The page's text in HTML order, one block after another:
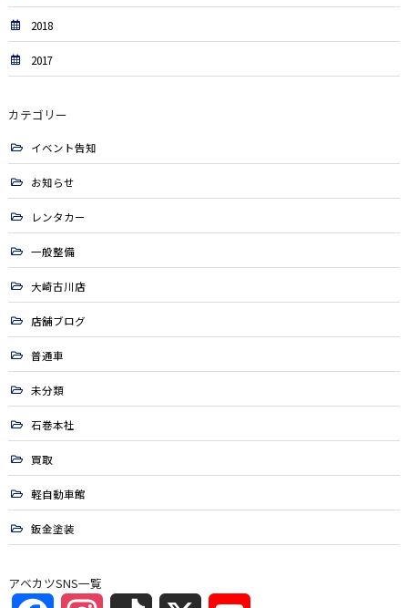
2018
2017
カテゴリー
イベント告知
お知らせ
レンタカー
一般整備
大崎古川店
店舗ブログ
普通車
未分類
石巻本社
買取
軽自動車館
鈑金塗装
アベカツSNS一覧